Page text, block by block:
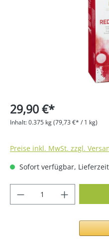
29,90 €*
Inhalt:0.375 kg(79,73 €* / 1 kg)
Preise inkl. MwSt. zzgl.
Sofort verfügbar,
Produkt Anzahl: